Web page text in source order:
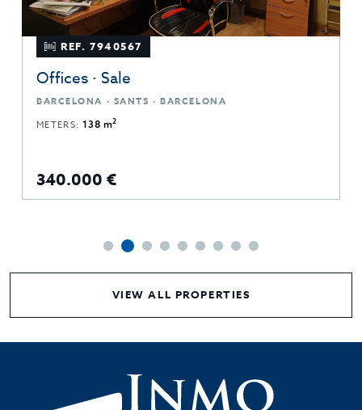
REF. 7940567
Offices · Sale
BARCELONA · SANTS · BARCELONA
METERS:138 m2
340.000 €
VIEW ALL PROPERTIES